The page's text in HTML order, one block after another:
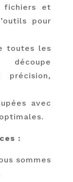
fichiers et
pour
toutes les
précision,
avec
:
sommes